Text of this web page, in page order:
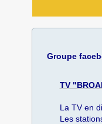
Groupe
TV
La TV en
Les